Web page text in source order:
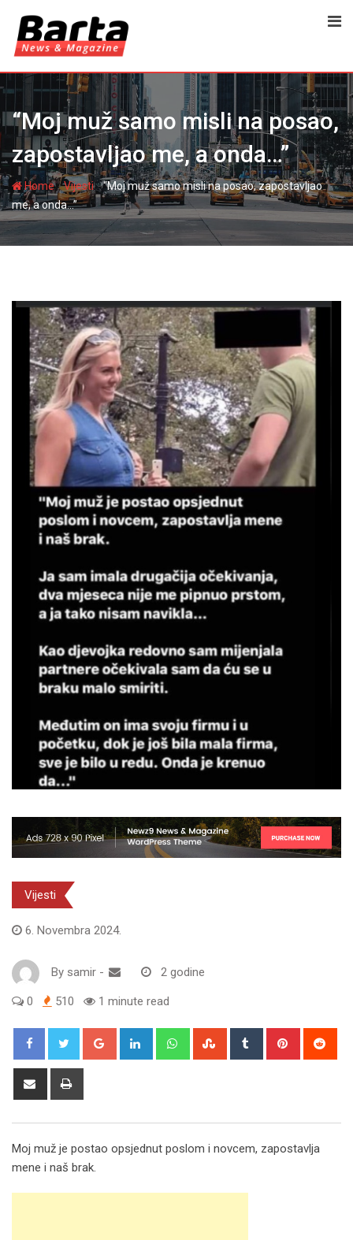
content
“Moj muž samo misli na posao,
zapostavljao me, a onda…”
Home-Vijesti-“Moj muž samo misli na posao, zapostavljao
me, a onda…”
Vijesti
6. Novembra 2024.
By samir - 2 godine
0 510 1 minute read
Google+ LinkedIn WhatsappStumbleUpon
Tumblr Pinterest
Share
Moj muž je postao opsjednut poslom i novcem, zapostavlja
mene i naš brak.